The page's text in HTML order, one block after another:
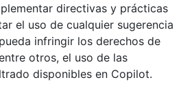
directivas y prácticas
el uso de cualquier sugerencia
infringir los derechos de
otros, el uso de las
disponibles en Copilot.